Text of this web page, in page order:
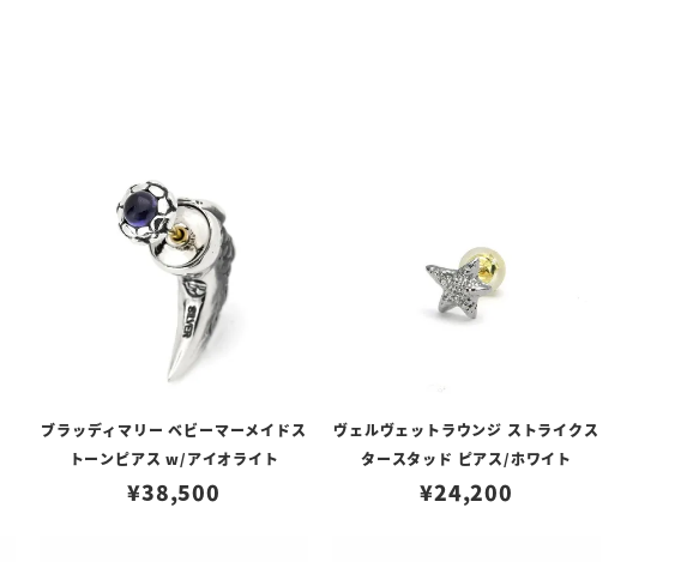
ブラッディマリー ベビーマーメイドス
トーンピアス w/アイオライト
¥38,500
ヴェルヴェットラウンジ ストライクス
タースタッド ピアス/ホワイト
¥24,200